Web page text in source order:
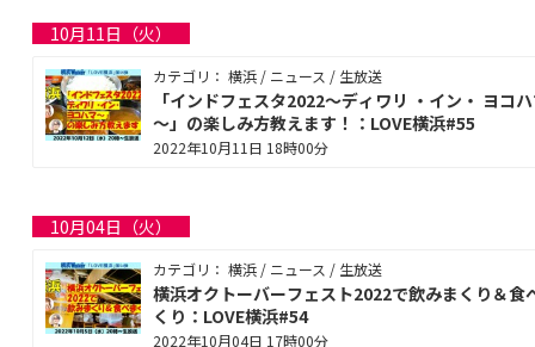
10月11日（火）
カテゴリ： 横浜 / ニュース / 生放送
「インドフェスタ2022～ディワリ ・イン・ ヨコ
～」の楽しみ方教えます！：LOVE横浜#55
2022年10月11日 18時00分
10月04日（火）
カテゴリ： 横浜 / ニュース / 生放送
横浜オクトーバーフェスト2022で飲みまくり＆食
くり：LOVE横浜#54
2022年10月04日 17時00分